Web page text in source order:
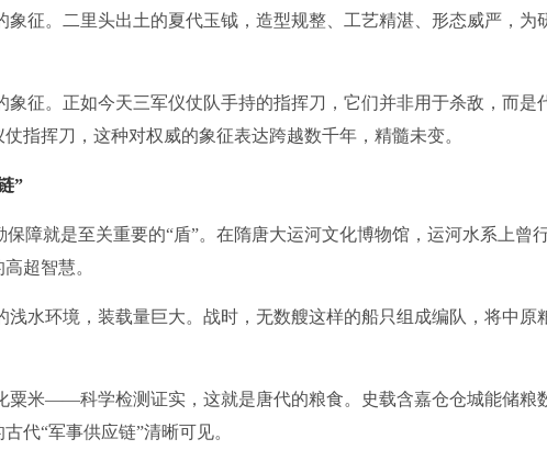
征。二里头出土的夏代玉钺，造型规整、工艺精湛、形态威严，为
征。正如今天三军仪仗队手持的指挥刀，它们并非用于杀敌，而是
指挥刀，这种对权威的象征表达跨越数千年，精髓未变。
”
障就是至关重要的“盾”。在隋唐大运河文化博物馆，运河水系上曾
超智慧。
水环境，装载量巨大。战时，无数艘这样的船只组成编队，将中原
米——科学检测证实，这就是唐代的粮食。史载含嘉仓仓城能储粮
代“军事供应链”清晰可见。